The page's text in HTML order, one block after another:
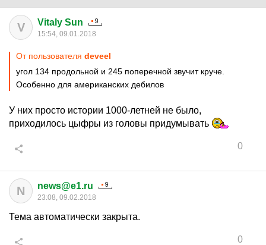
V Vitaly Sun
15:54, 09.01.2018
От пользователя deveel
угол 134 продольной и 245 поперечной звучит круче.
Особенно для американских дебилов
У них просто истории 1000-летней не было,
приходилось цыфры из головы придумывать
0
N news@e1.ru
23:08, 09.02.2018
Тема автоматически закрыта.
0